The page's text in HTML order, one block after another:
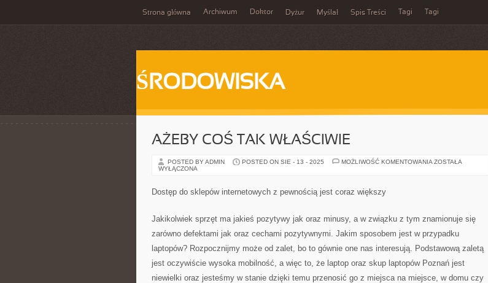
Strona główna Archiwum Doktor Dyżur Myślał Spis Treści Tagi Tagi
ŚRODOWISKA
AŻEBY COŚ TAK WŁAŚCIWIE
POSTED BY ADMIN POSTED ON SIE - 13 - 2025 MOŻLIWOŚĆ KOMENTOWANIA AŻEBY
ZOSTAŁA
WYŁĄCZONA
Dostęp do sklepów internetowych z pewnością jest coraz większy
Jakikolwiek sprzęt ma jakieś pozytywy jak oraz minusy, a w związku z tym znamionuje się
zarówno defektami jak oraz cechami pozytywnymi. Jakim sposobem jest w przypadku
laptopów? Rozpocznijmy może od zalet, bo to gównie one nas interesują. Podstawową zaletą
jest oczywiście wysoka mobilność, a więc to, że laptop oraz skup laptopów Poznań jest
niewielki oraz jesteśmy w stanie dzięki temu przenosić go z miejsca na miejsce, w domu czy